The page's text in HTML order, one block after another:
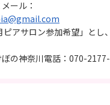
ール：
サロン参加希望」とし
電話：070-2177-